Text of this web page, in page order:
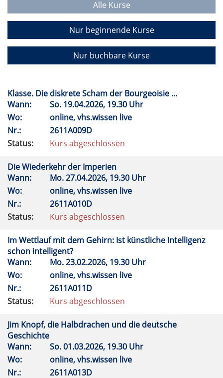
Alle Kurse
Nur beginnende Kurse
Nur buchbare Kurse
Klasse. Die diskrete Scham der Bourgeoisie ...
Wann:
So. 19.04.2026, 19.30 Uhr
Wo:
online, vhs.wissen live
Nr.:
2611A009D
Status:
Kurs abgeschlossen
Die Wiederkehr der Imperien
Wann:
Mo.27.04.2026, 19.30 Uhr
Wo:
online, vhs.wissen live
Nr.:
2611A010D
Status:
Kurs abgeschlossen
Im Wettlauf mit dem Gehirn: Ist künstliche Intelligenz
schon intelligent?
Wann:
Mo.23.02.2026, 19.30 Uhr
Wo:
online, vhs.wissen live
Nr.:
2611A011D
Status:
Kurs abgeschlossen
Jim Knopf, die Halbdrachen und die deutsche
Geschichte
Wann:
So.01.03.2026, 19.30 Uhr
Wo:
online, vhs.wissen live
Nr.:
2611A013D